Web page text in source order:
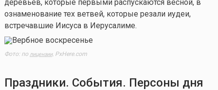
деревьев, которые первыми распускаются весной, в
ознаменование тех ветвей, которые резали иудеи,
встречавшие Иисуса в Иерусалиме.
Фото: по лицензии,PxHere.com
Праздники. События. Персоны дня